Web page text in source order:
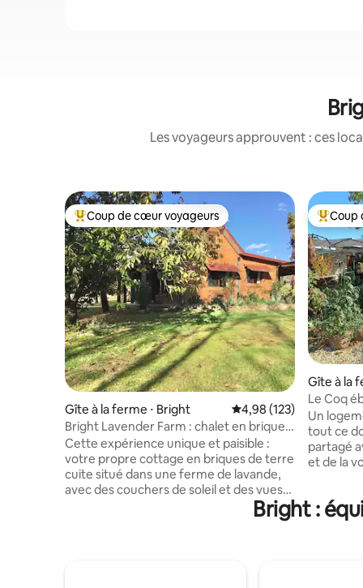
Les voyageurs approuvent : ces
Coups de cœur voyageurs les plus appréciés
Coup de cœur voyageurs
Gîte à la ferme ⋅ Bright Évaluation moyenne
4,98 (123)
Bright Lavender Farm : chalet en briques
de terre cuite 2
Cette expérience unique et paisible :
votre propre cottage en briques de terre
cuite situé dans une ferme de lavande,
avec des couchers de soleil et des vues
fantastiques. À 5 km de Bright Township.
À proximité se trouvent également la
Coups
Coup
Gîte à la
Le Coq
Un
tout ce
partagé
et de la
Situé à
Bright :